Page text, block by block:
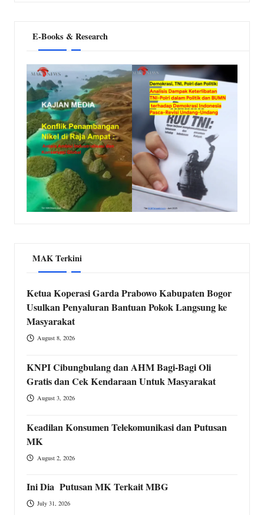
E-Books & Research
MAK Terkini
Ketua Koperasi Garda Prabowo Kabupaten Bogor
Usulkan Penyaluran Bantuan Pokok Langsung ke
Masyarakat
August 8, 2026
KNPI Cibungbulang dan AHM Bagi-Bagi Oli
Gratis dan Cek Kendaraan Untuk Masyarakat
August 3, 2026
Keadilan Konsumen Telekomunikasi dan Putusan
MK
August 2, 2026
Ini Dia Putusan MK Terkait MBG
July 31, 2026